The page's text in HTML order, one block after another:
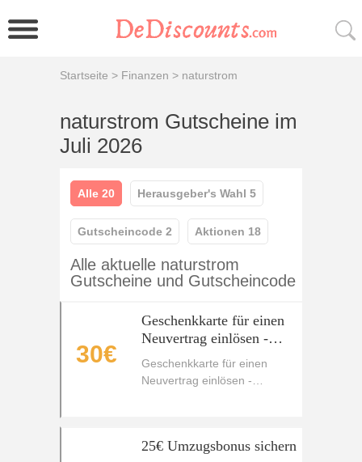
Startseite > Finanzen > naturstrom
naturstrom Gutscheine im
Juli 2026
Alle 20 Herausgeber's Wahl 5
Gutscheincode 2 Aktionen 18
Alle aktuelle naturstrom
Gutscheine und Gutscheincode
30€
Geschenkkarte für einen
Neuvertrag einlösen -
zusätzlich eine
Klimaprämie von 30€
Geschenkkarte für einen
Neuvertrag einlösen -
25€ Umzugsbonus sichern